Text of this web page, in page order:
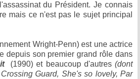
du Président. Je connais
mais ce n'est pas le sujet principal
Wright-Penn) est une actrice
depuis son premier grand rôle dans
t(1990) et beaucoup d'autres(dont
Guard, She's so lovely, Par